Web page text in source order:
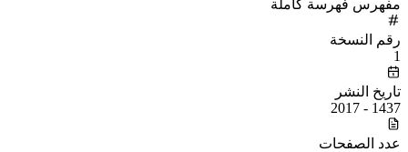
مفهرس فهرسة كاملة
رقم النسخة
1
تاريخ النشر
1437 - 2017
عدد الصفحات